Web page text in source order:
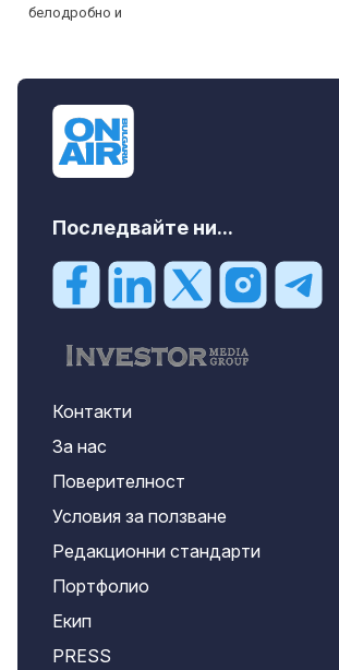
Последвайте ни...
Контакти
За нас
Поверителност
Условия за ползване
Редакционни стандарти
Портфолио
Екип
PRESS